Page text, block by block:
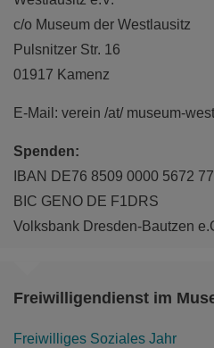
Groß & Klein!
c/o Museum der Westlausitz
Pulsnitzer Str. 16
01917 Kamenz
E-Mail: verein /at/ museum-
Spenden:
IBAN DE76 8509 0000 5672
BIC GENO DE F1DRS
Volksbank Dresden-Bautzen
Freiwilligendienst im
Freiwilliges Soziales Jahr